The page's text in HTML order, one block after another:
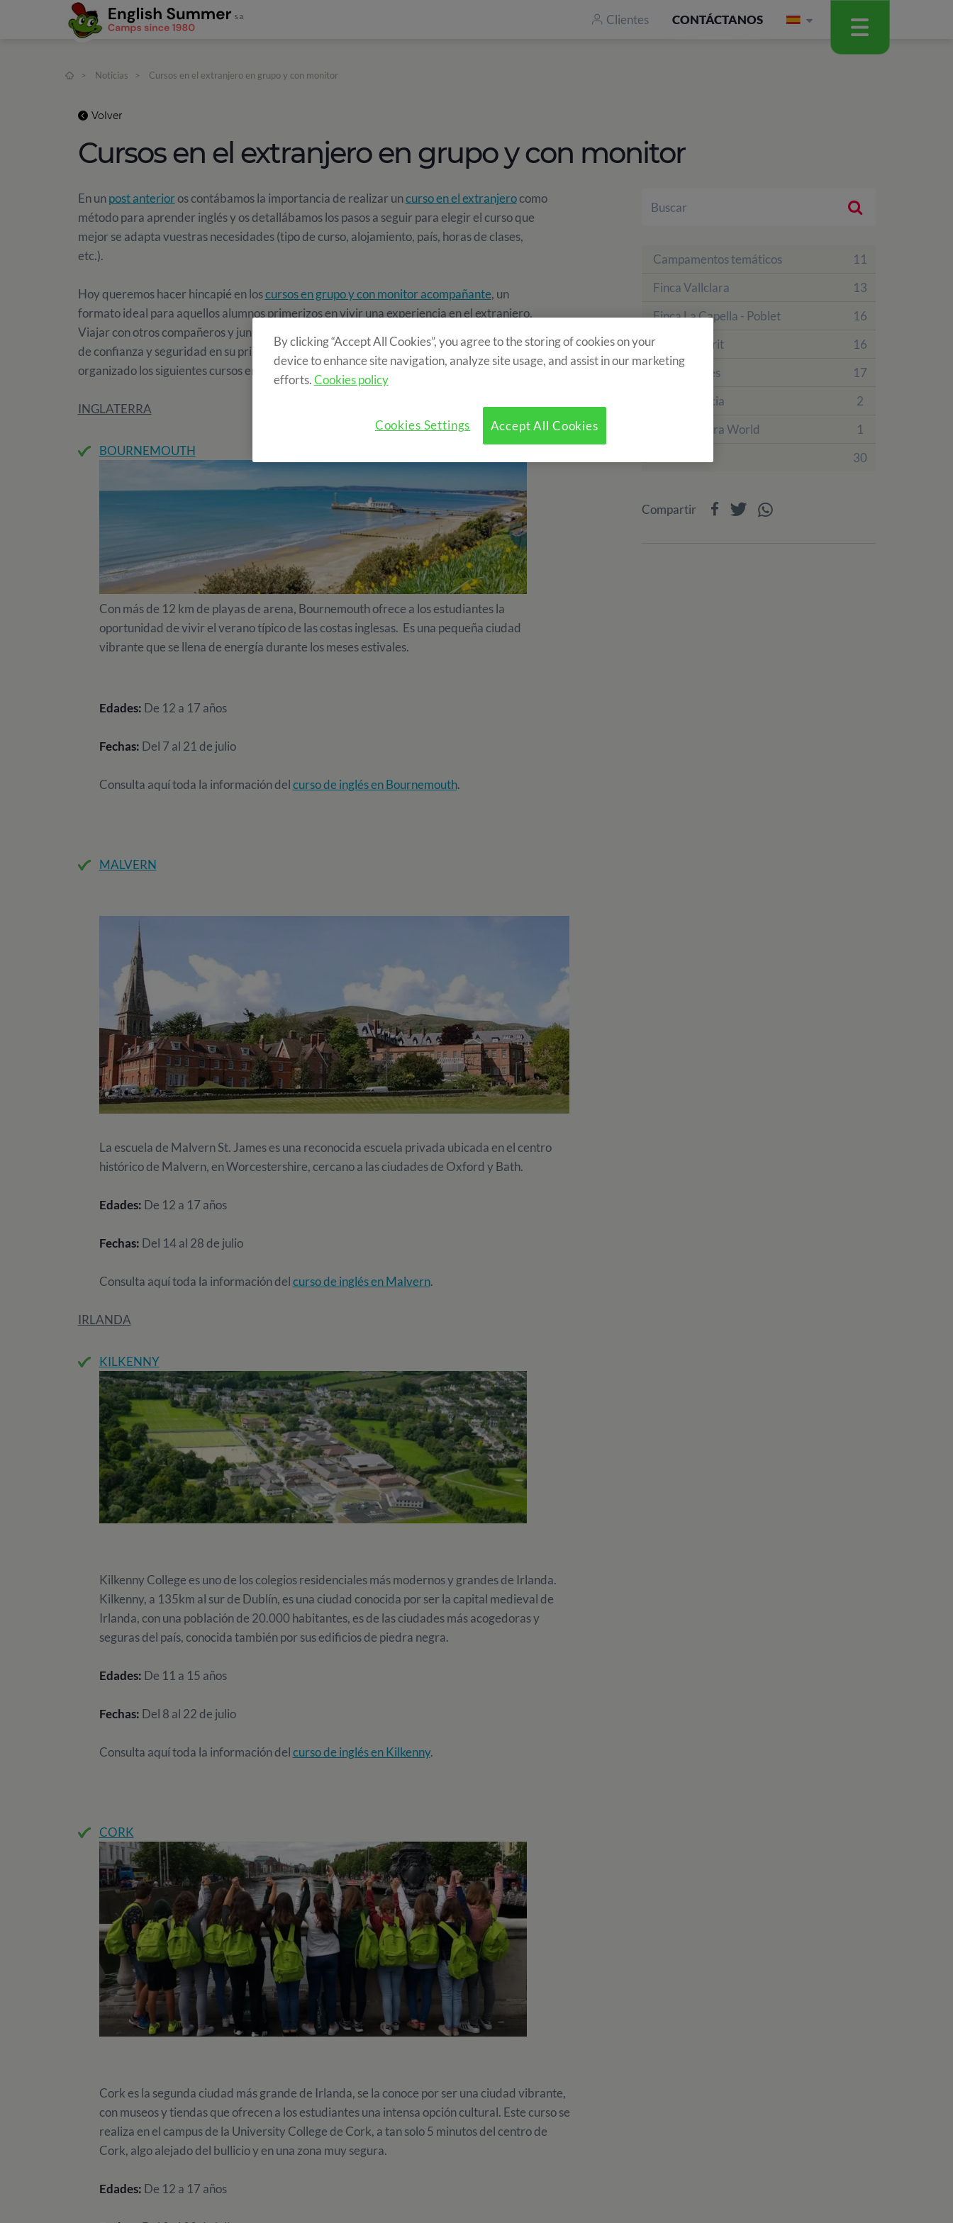
Clientes CONTÁCTANOS
> Noticias > Cursos en el extranjero en grupo y con monitor
Volver
Cursos en el extranjero en grupo y con monitor
En unpost anterioros contábamos la importancia de realizar uncurso en el extranjerocomo
método para aprender inglés y os detallábamos los pasos a seguir para elegir el curso que
mejor se adapta vuestras necesidades (tipo de curso, alojamiento, país, horas de clases,
etc.).
Hoy queremos hacer hincapié en loscursos en grupo y con monitor acompañante, un
formato ideal para aquellos alumnos primerizos en vivir una experiencia en el extranjero.
Viajar con otros compañeros y junto a un monitor durante toda la estancia les aporta un plus
de confianza y seguridad en su primera aventura
abroad
. Para este verano 2019 hemos
organizado los siguientes cursos en grupo:
INGLATERRA
BOURNEMOUTH
Con más de 12 km de playas de arena, Bournemouth ofrece a los estudiantes la
oportunidad de vivir el verano típico de las costas inglesas. Es una pequeña ciudad
vibrante que se llena de energía durante los meses estivales.
Edades: De 12 a 17 años
Fechas: Del 7 al 21 de julio
Consulta aquí toda la información delcurso de inglés en Bournemouth.
MALVERN
La escuela de Malvern St. James es una reconocida escuela privada ubicada en el centro
histórico de Malvern, en Worcestershire, cercano a las ciudades de Oxford y Bath.
Edades: De 12 a 17 años
Fechas: Del 14 al 28 de julio
Consulta aquí toda la información delcurso de inglés en Malvern.
IRLANDA
KILKENNY
Kilkenny College es uno de los colegios residenciales más modernos y grandes de Irlanda.
Kilkenny, a 135km al sur de Dublín, es una ciudad conocida por ser la capital medieval de
Irlanda, con una población de 20.000 habitantes, es de las ciudades más acogedoras y
seguras del país, conocida también por sus edificios de piedra negra.
Edades: De 11 a 15 años
Fechas: Del 8 al 22 de julio
Consulta aquí toda la información delcurso de inglés en Kilkenny.
CORK
Cork es la segunda ciudad más grande de Irlanda, se la conoce por ser una ciudad vibrante,
con museos y tiendas que ofrecen a los estudiantes una intensa opción cultural. Este curso se
realiza en el campus de la University College de Cork, a tan solo 5 minutos del centro de
Cork, algo alejado del bullicio y en una zona muy segura.
Edades: De 12 a 17 años
Campamentos temáticos
11
Finca Vallclara
13
Finca La Capella - Poblet
16
Finca Tamarit
16
Finca Prades
17
Villa Engracia
2
PortAventura World
1
30
Compartir
By clicking “Accept All Cookies”, you agree to the storing of cookies on your
device to enhance site navigation, analyze site usage, and assist in our marketing
efforts.Cookies policy
Accept All Cookies
Cookies Settings